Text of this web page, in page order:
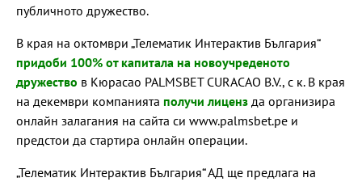
публичното дружество.
В края на октомври „Телематик Интерактив България“
придоби 100% от капитала на новоучреденото
дружество в Кюрасао PALMSBET CURACAO B.V., с к. В края
на декември компанията получи лиценз да организира
онлайн залагания на сайта си www.palmsbet.pe и
предстои да стартира онлайн операции.
„Телематик Интерактив България“ АД ще предлага на